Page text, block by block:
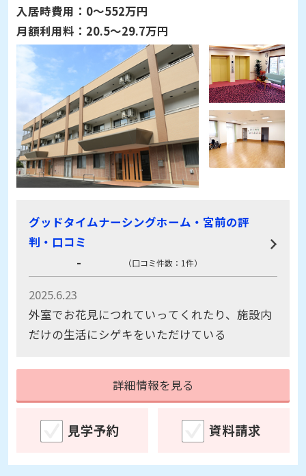
入居時費用： 0～552万円
月額利用料： 20.5～29.7万円
グッドタイムナーシングホーム・宮前の評
判・口コミ
（口コミ件数：1件）
2025.6.23
外室でお花見につれていってくれたり、施設内
だけの生活にシゲキをいただけている
詳細情報を見る
見学予約 資料請求